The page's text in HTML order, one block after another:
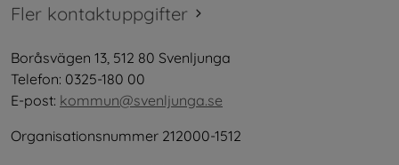
Fler kontaktuppgifter
Boråsvägen 13, 512 80 Svenljunga
Telefon: 0325-180 00
E-post: kommun@svenljunga.se
Organisationsnummer 212000-1512